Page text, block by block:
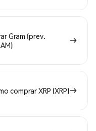
Gram (prev.
comprar XRP (XRP)